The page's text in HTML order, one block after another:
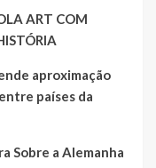
ART COM
aproximação
países da
Sobre a Alemanha